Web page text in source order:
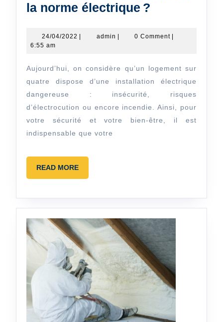
la norme électrique ?
respecte-
il
la
norme
électrique
24/04/2022 24/04/2022
admin admin0 Comment
6:55 am
Aujourd’hui, on considère qu’un logement sur
quatre dispose d’une installation électrique
dangereuse : insécurité, risques
d’électrocution ou encore incendie. Ainsi, pour
votre sécurité et votre bien-être, il est
indispensable que votre
READ MOREREAD
MORE